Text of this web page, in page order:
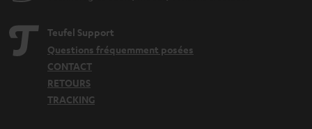
Teufel Support
Questions fréquemment posées
CONTACT
RETOURS
TRACKING